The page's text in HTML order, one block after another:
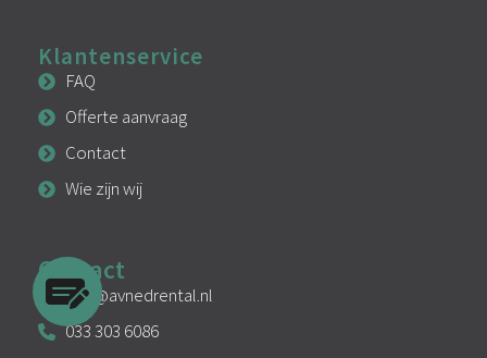
Klantenservice
FAQ
Offerte aanvraag
Contact
Wie zijn wij
Contact
info@avnedrental.nl
033 303 6086